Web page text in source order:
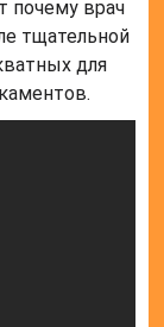
почему врач
тщательной
для